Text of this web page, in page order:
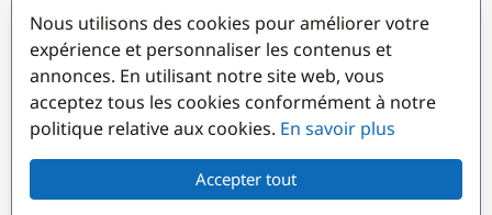
Destinations populaires
Nous utilisons des cookies pour améliorer votre
expérience et personnaliser les contenus et
annonces. En utilisant notre site web, vous
acceptez tous les cookies conformément à notre
politique relative aux cookies. En savoir plus
Accepter tout